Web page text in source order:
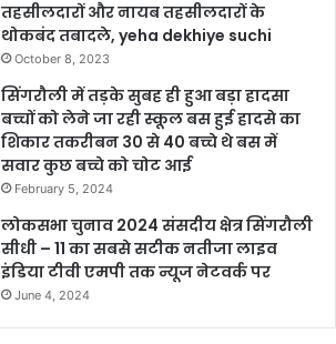
तहसीलदारों और नायब तहसीलदारों के
थोकबंद तबादले, yeha dekhiye suchi
October 8, 2023
सिंगरौली में तड़के सुबह ही हुआ बड़ा हादसा
बच्चों को लेने जा रही स्कूल बस हुई हादसे का
शिकार तकरीबन 30 से 40 बच्चे थे बस में
सवार कुछ बच्चे को चोट आई
February 5, 2024
लोकसभा चुनाव 2024 संसदीय क्षेत्र सिंगरौली
सीधी – 11 का सबसे सटीक नतीजा लाइव
इंडिया टीवी एमपी तक न्यूज नेटवर्क पर
June 4, 2024